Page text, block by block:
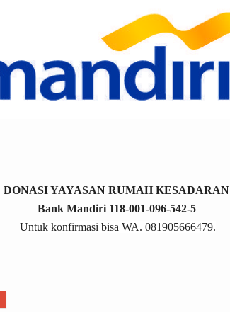
DONASI YAYASAN RUMAH KESADARAN
Bank Mandiri 118-001-096-542-5
Untuk konfirmasi bisa WA. 081905666479.